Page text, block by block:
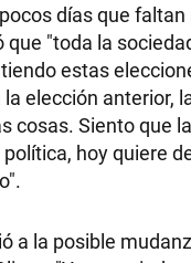
días que faltan
que "toda la
estas
elección anterior,
cosas. Siento que
hoy quiere
a la posible